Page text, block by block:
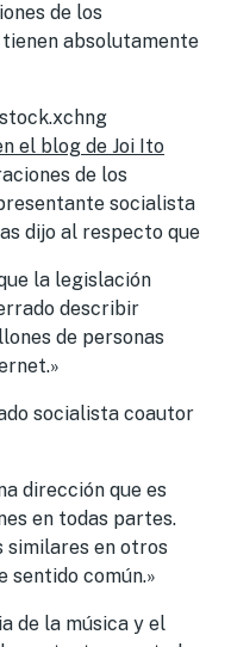
de los
absolutamente
el blog de Joi Ito
de los
socialista
dijo al respecto que
la legislación
describir
de personas
socialista coautor
dirección que es
en todas partes.
similares en otros
sentido común.»
de la música y el